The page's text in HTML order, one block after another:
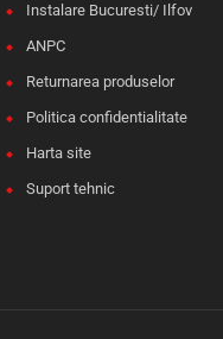
Instalare Bucuresti/ Ilfov
ANPC
Returnarea produselor
Politica confidentialitate
Harta site
Suport tehnic